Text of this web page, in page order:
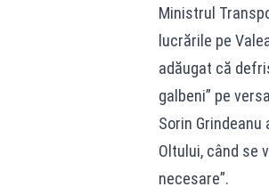
Ministrul
lucrările pe
adăugat că
galbeni” pe
Sorin
Oltului, când se
necesare”.